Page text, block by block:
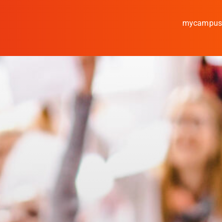
mycampus
Studieren
Kooperieren
Regionalentwicklung
Entdecke die Region
Informationen für …